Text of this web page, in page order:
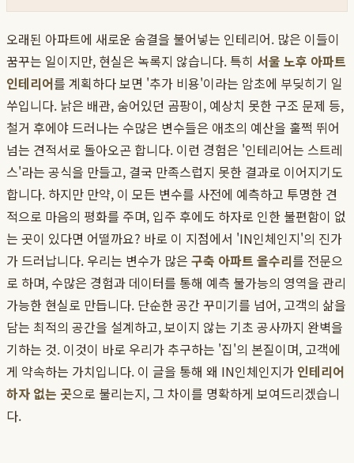
오래된 아파트에 새로운 숨결을 불어넣는 인테리어. 많은 이들이
꿈꾸는 일이지만, 현실은 녹록지 않습니다. 특히 서울 노후 아파트
인테리어를 계획하다 보면 '추가 비용'이라는 암초에 부딪히기 일
쑤입니다. 낡은 배관, 숨어있던 곰팡이, 예상치 못한 구조 문제 등,
철거 후에야 드러나는 수많은 변수들은 애초의 예산을 훌쩍 뛰어
넘는 견적서로 돌아오곤 합니다. 이런 경험은 '인테리어는 스트레
스'라는 공식을 만들고, 결국 만족스럽지 못한 결과로 이어지기도
합니다. 하지만 만약, 이 모든 변수를 사전에 예측하고 투명한 견
적으로 마음의 평화를 주며, 입주 후에도 하자로 인한 불편함이 없
는 곳이 있다면 어떨까요? 바로 이 지점에서 'IN인체인지'의 진가
가 드러납니다. 우리는 변수가 많은 구축 아파트 올수리를 전문으
로 하며, 수많은 경험과 데이터를 통해 예측 불가능의 영역을 관리
가능한 현실로 만듭니다. 단순한 공간 꾸미기를 넘어, 고객의 삶을
담는 최적의 공간을 설계하고, 보이지 않는 기초 공사까지 완벽을
기하는 것. 이것이 바로 우리가 추구하는 '집'의 본질이며, 고객에
게 약속하는 가치입니다. 이 글을 통해 왜 IN인체인지가 인테리어
하자 없는 곳으로 불리는지, 그 차이를 명확하게 보여드리겠습니
다.